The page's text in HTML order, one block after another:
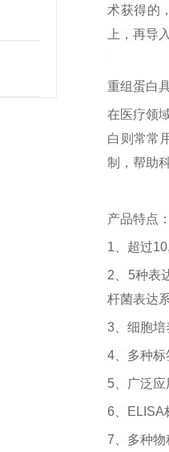
术获得的
上，再导
重组蛋白
在医疗领
白则常常
制，帮助
产品特点
1 、超过
2 5种表
杆菌表达
3 、细胞
4 、多种
5 、广泛
6 ELISA
7 、多种